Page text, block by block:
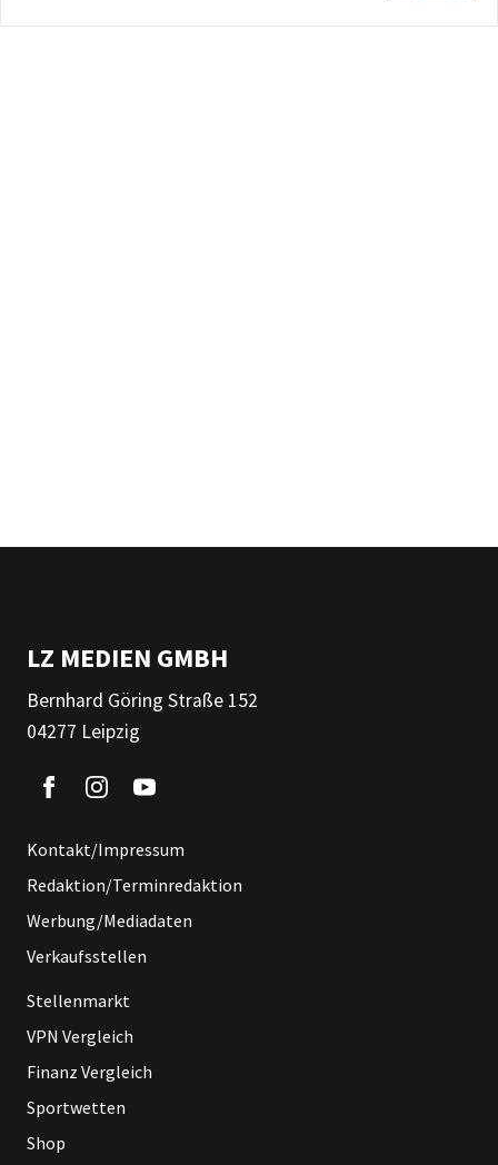
LZ MEDIEN GMBH
Bernhard Göring Straße 152
04277 Leipzig
Kontakt/Impressum
Redaktion/Terminredaktion
Werbung/Mediadaten
Verkaufsstellen
Stellenmarkt
VPN Vergleich
Finanz Vergleich
Sportwetten
Shop